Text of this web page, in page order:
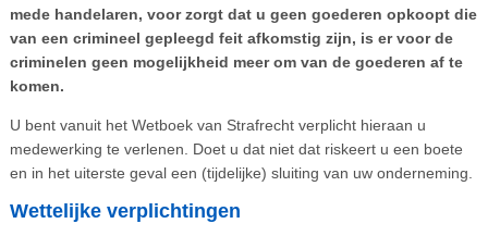
mede handelaren, voor zorgt dat u geen goederen opkoopt die
van een crimineel gepleegd feit afkomstig zijn, is er voor de
criminelen geen mogelijkheid meer om van de goederen af te
komen.
U bent vanuit het Wetboek van Strafrecht verplicht hieraan u
medewerking te verlenen. Doet u dat niet dat riskeert u een boete
en in het uiterste geval een (tijdelijke) sluiting van uw onderneming.
Wettelijke verplichtingen